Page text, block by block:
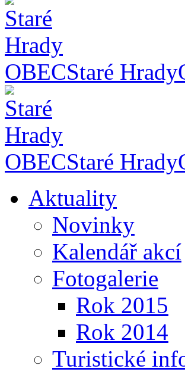
OBECStaré Hrady
OBECStaré Hrady
Aktuality
Novinky
Kalendář akcí
Fotogalerie
Rok 2015
Rok 2014
Turistické